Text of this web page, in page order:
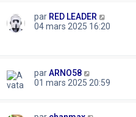
par RED LEADER
04 mars 2025 16:20
parARNO58
01 mars 2025 20:59